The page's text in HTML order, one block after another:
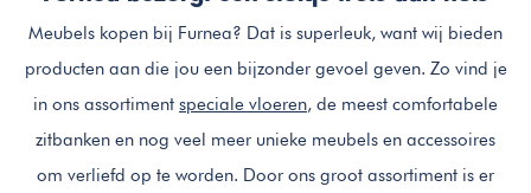
Meubels kopen bij Furnea? Dat is superleuk, want wij bieden
producten aan die jou een bijzonder gevoel geven. Zo vind je
in ons assortiment speciale vloeren, de meest comfortabele
zitbanken en nog veel meer unieke meubels en accessoires
om verliefd op te worden. Door ons groot assortiment is er